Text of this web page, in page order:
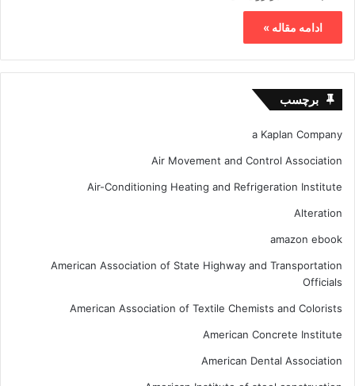
ادامه مقاله »
برچسب
a Kaplan Company
Air Movement and Control Association
Air-Conditioning Heating and Refrigeration Institute
Alteration
amazon ebook
American Association of State Highway and Transportation
Officials
American Association of Textile Chemists and Colorists
American Concrete Institute
American Dental Association